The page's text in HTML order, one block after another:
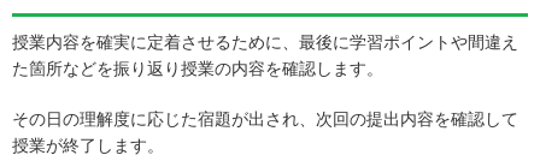
授業内容を確実に定着させるために、最後に学習ポイントや間違え
た箇所などを振り返り授業の内容を確認します。
その日の理解度に応じた宿題が出され、次回の提出内容を確認して
授業が終了します。